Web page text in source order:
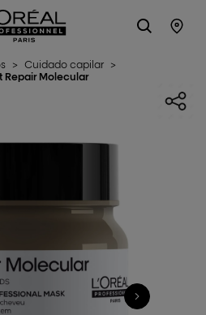
> Cuidado capilar >
Repair Molecular